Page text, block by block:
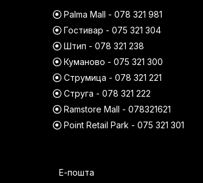
Palma Mall - 078 321 981
Гостивар - 075 321 304
Штип - 078 321 238
Куманово - 075 321 300
Струмица - 078 321 221
Струга - 078 321 222
Ramstore Mall - 078321621
Point Retail Park - 075 321 301
Е-пошта